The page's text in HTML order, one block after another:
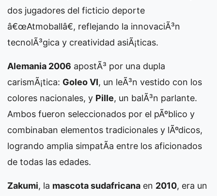
dos jugadores del ficticio deporte
â€œAtmoballâ€, reflejando la innovaciÃ³n
tecnolÃ³gica y creatividad asiÃ¡ticas.
Alemania 2006 apostÃ³ por una dupla
carismÃ¡tica: Goleo VI, un leÃ³n vestido con los
colores nacionales, y Pille, un balÃ³n parlante.
Ambos fueron seleccionados por el pÃºblico y
combinaban elementos tradicionales y lÃºdicos,
logrando amplia simpatÃ­a entre los aficionados
de todas las edades.
Zakumi, la mascota sudafricana en 2010, era un